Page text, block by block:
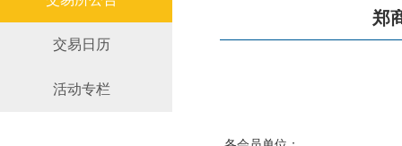
交易日历
活动专栏
郑